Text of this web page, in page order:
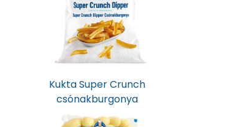
Kukta Super Crunch
csónakburgonya